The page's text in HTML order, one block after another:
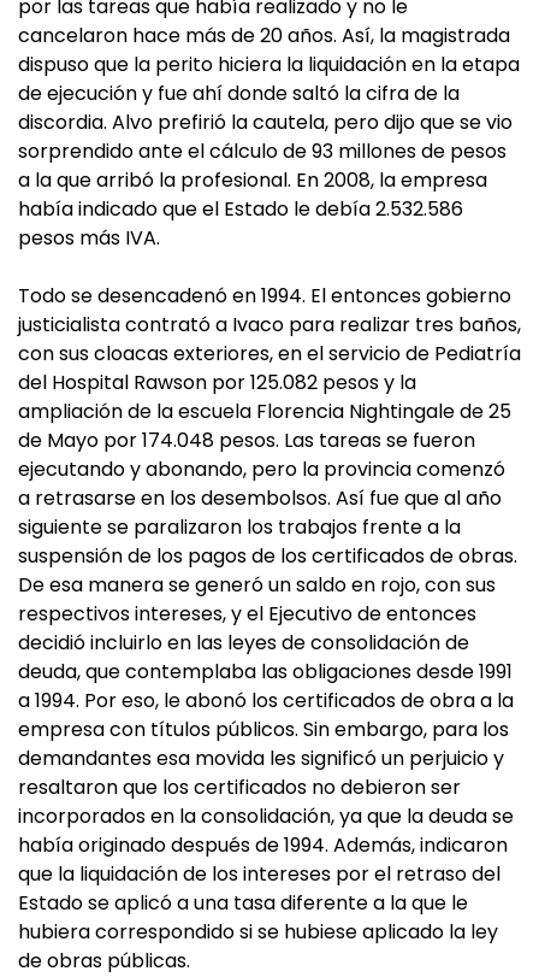
por las tareas que había realizado y no le
cancelaron hace más de 20 años. Así, la magistrada
dispuso que la perito hiciera la liquidación en la etapa
de ejecución y fue ahí donde saltó la cifra de la
discordia. Alvo prefirió la cautela, pero dijo que se vio
sorprendido ante el cálculo de 93 millones de pesos
a la que arribó la profesional. En 2008, la empresa
había indicado que el Estado le debía 2.532.586
pesos más IVA.
Todo se desencadenó en 1994. El entonces gobierno
justicialista contrató a Ivaco para realizar tres baños,
con sus cloacas exteriores, en el servicio de Pediatría
del Hospital Rawson por 125.082 pesos y la
ampliación de la escuela Florencia Nightingale de 25
de Mayo por 174.048 pesos. Las tareas se fueron
ejecutando y abonando, pero la provincia comenzó
a retrasarse en los desembolsos. Así fue que al año
siguiente se paralizaron los trabajos frente a la
suspensión de los pagos de los certificados de obras.
De esa manera se generó un saldo en rojo, con sus
respectivos intereses, y el Ejecutivo de entonces
decidió incluirlo en las leyes de consolidación de
deuda, que contemplaba las obligaciones desde 1991
a 1994. Por eso, le abonó los certificados de obra a la
empresa con títulos públicos. Sin embargo, para los
demandantes esa movida les significó un perjuicio y
resaltaron que los certificados no debieron ser
incorporados en la consolidación, ya que la deuda se
había originado después de 1994. Además, indicaron
que la liquidación de los intereses por el retraso del
Estado se aplicó a una tasa diferente a la que le
hubiera correspondido si se hubiese aplicado la ley
de obras públicas.